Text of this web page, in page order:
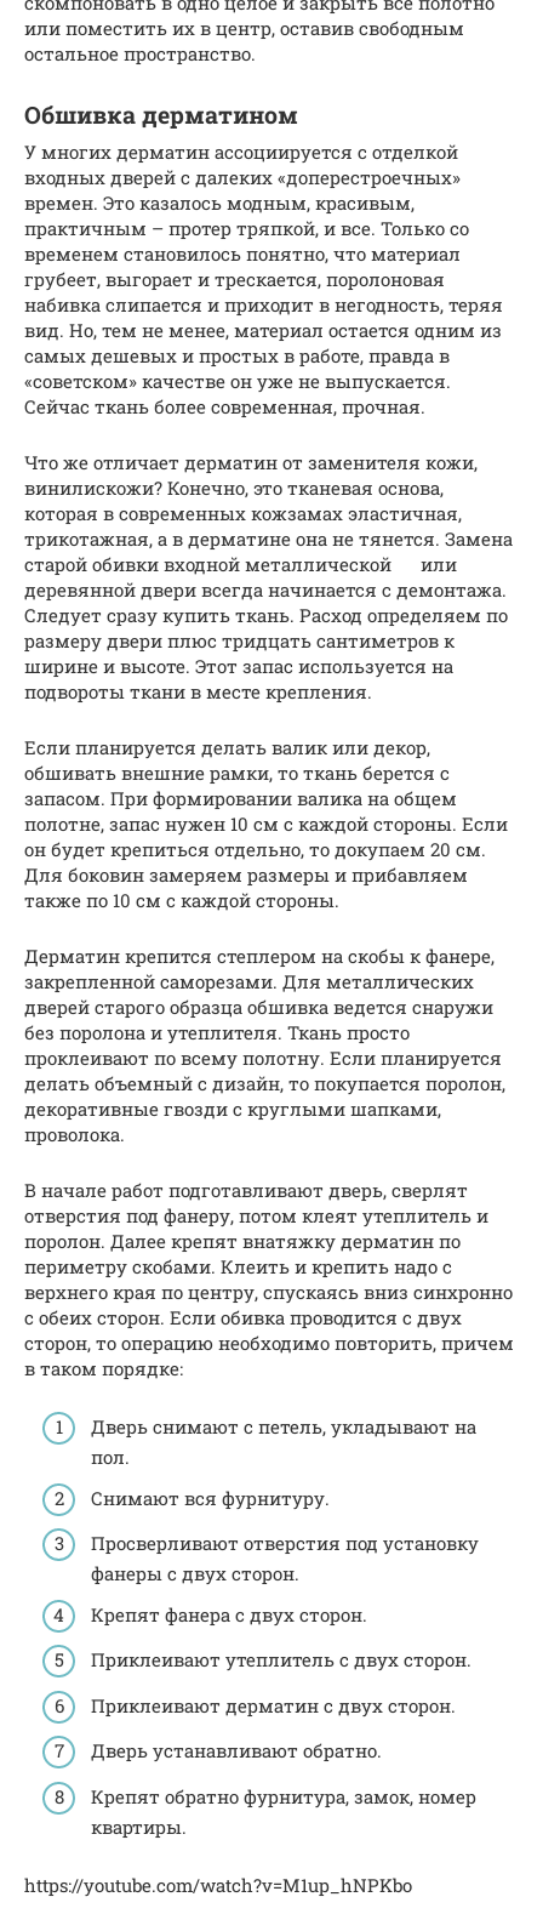
или поместить их в центр, оставив свободным
остальное пространство.
Обшивка дерматином
У многих дерматин ассоциируется с отделкой
входных дверей с далеких «доперестроечных»
времен. Это казалось модным, красивым,
практичным – протер тряпкой, и все. Только со
временем становилось понятно, что материал
грубеет, выгорает и трескается, поролоновая
набивка слипается и приходит в негодность, теряя
вид. Но, тем не менее, материал остается одним из
самых дешевых и простых в работе, правда в
«советском» качестве он уже не выпускается.
Сейчас ткань более современная, прочная.
Что же отличает дерматин от заменителя кожи,
винилискожи? Конечно, это тканевая основа,
которая в современных кожзамах эластичная,
трикотажная, а в дерматине она не тянется. Замена
старой обивки входной металлической или
деревянной двери всегда начинается с демонтажа.
Следует сразу купить ткань. Расход определяем по
размеру двери плюс тридцать сантиметров к
ширине и высоте. Этот запас используется на
подвороты ткани в месте крепления.
Если планируется делать валик или декор,
обшивать внешние рамки, то ткань берется с
запасом. При формировании валика на общем
полотне, запас нужен 10 см с каждой стороны. Если
он будет крепиться отдельно, то докупаем 20 см.
Для боковин замеряем размеры и прибавляем
также по 10 см с каждой стороны.
Дерматин крепится степлером на скобы к фанере,
закрепленной саморезами. Для металлических
дверей старого образца обшивка ведется снаружи
без поролона и утеплителя. Ткань просто
проклеивают по всему полотну. Если планируется
делать объемный с дизайн, то покупается поролон,
декоративные гвозди с круглыми шапками,
проволока.
В начале работ подготавливают дверь, сверлят
отверстия под фанеру, потом клеят утеплитель и
поролон. Далее крепят внатяжку дерматин по
периметру скобами. Клеить и крепить надо с
верхнего края по центру, спускаясь вниз синхронно
с обеих сторон. Если обивка проводится с двух
сторон, то операцию необходимо повторить, причем
в таком порядке:
Дверь снимают с петель, укладывают на
пол.
Снимают вся фурнитуру.
Просверливают отверстия под установку
фанеры с двух сторон.
Крепят фанера с двух сторон.
Приклеивают утеплитель с двух сторон.
Приклеивают дерматин с двух сторон.
Дверь устанавливают обратно.
Крепят обратно фурнитура, замок, номер
квартиры.
https://youtube.com/watch?v=M1up_hNPKbo